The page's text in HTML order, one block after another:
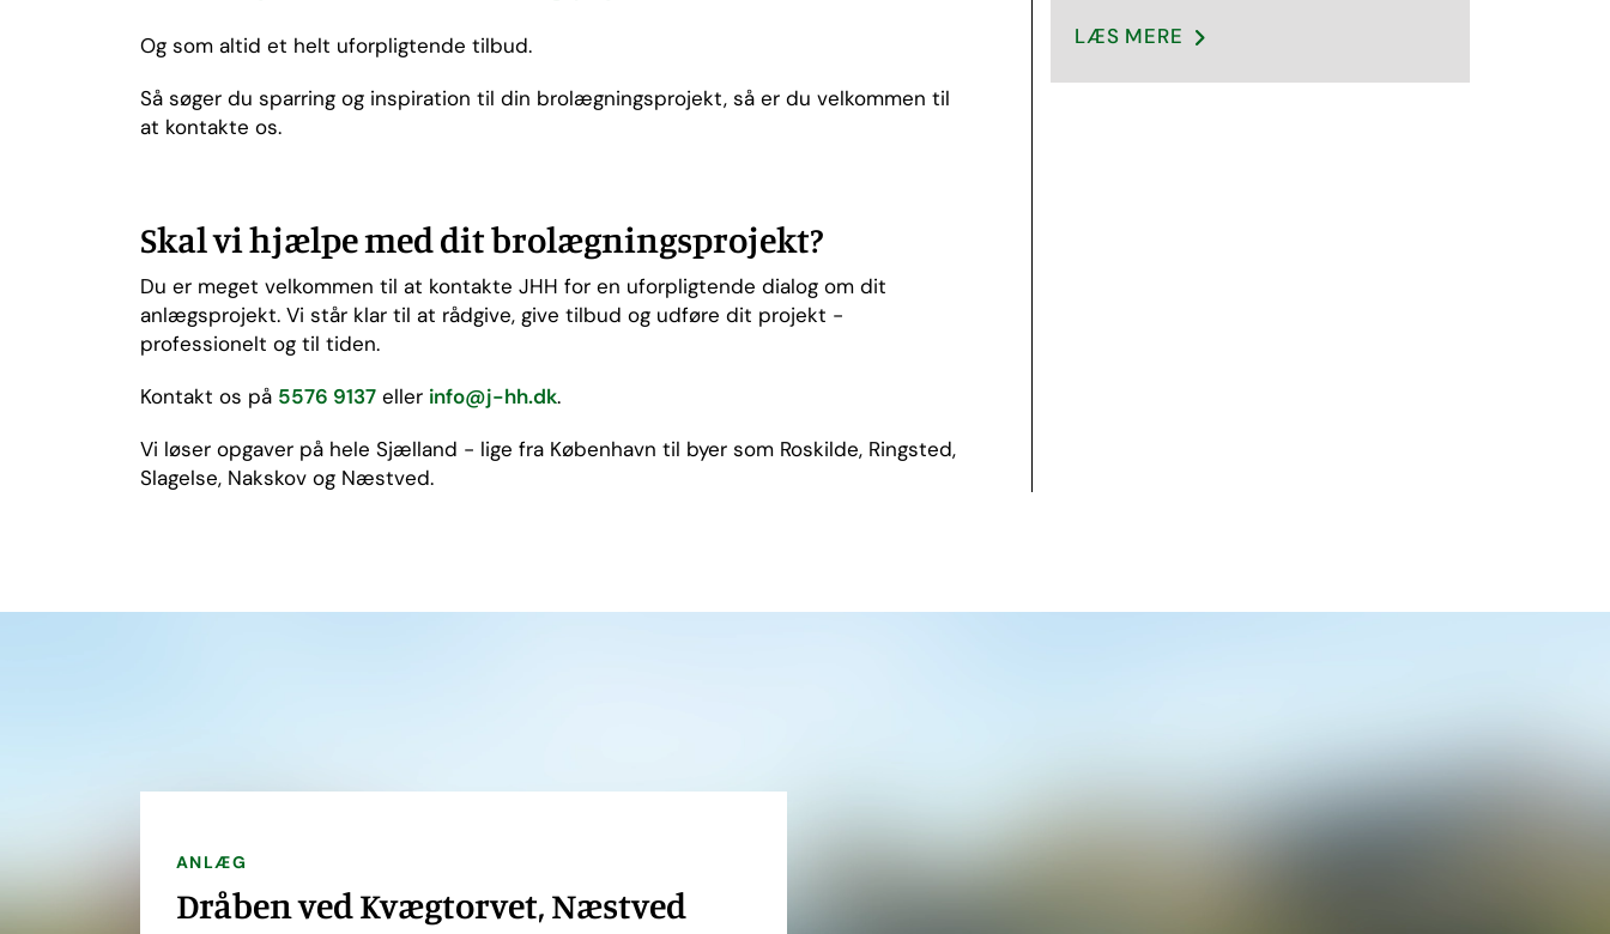
Og som altid et helt uforpligtende tilbud.
Så søger du sparring og inspiration til din brolægningsprojekt, så er du velkommen til
at kontakte os.
Skal vi hjælpe med dit brolægningsprojekt?
Du er meget velkommen til at kontakte JHH for en uforpligtende dialog om dit
anlægsprojekt. Vi står klar til at rådgive, give tilbud og udføre dit projekt -
professionelt og til tiden.
Kontakt os på 5576 9137 eller info@j-hh.dk.
Vi løser opgaver på hele Sjælland - lige fra København til byer som Roskilde, Ringsted,
Slagelse, Nakskov og Næstved.
LÆS MERE
ANLÆG
Dråben ved Kvægtorvet, Næstved